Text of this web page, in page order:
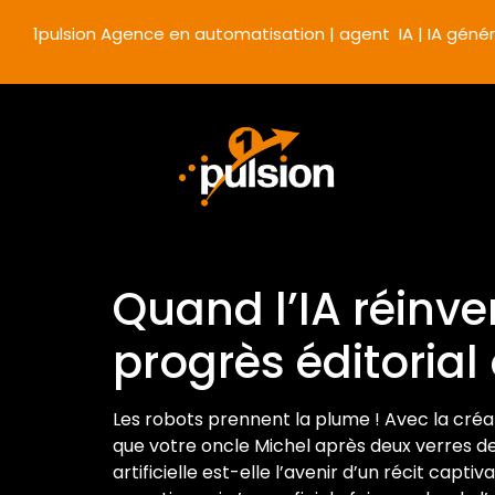
1pulsion Agence en automatisation | agent IA | IA
Quand l’IA
progrès éditorial
Les robots prennent la plume ! Avec la
que votre oncle Michel après deux verres
artificielle est-elle l’avenir d’un récit